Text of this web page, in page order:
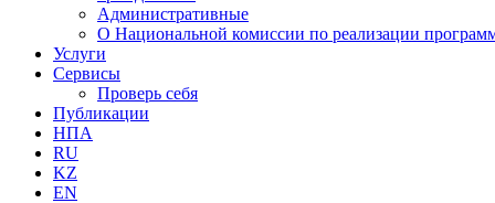
Административные
О Национальной комиссии по реализации
Услуги
Сервисы
Проверь себя
Публикации
НПА
RU
KZ
EN